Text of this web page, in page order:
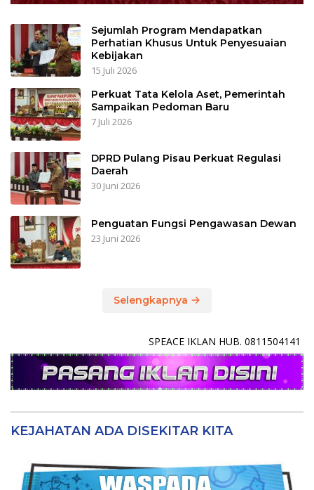
Sejumlah Program Mendapatkan
Perhatian Khusus Untuk Penyesuaian
Kebijakan
15 Juli 2026
Perkuat Tata Kelola Aset, Pemerintah
Sampaikan Pedoman Baru
7 Juli 2026
DPRD Pulang Pisau Perkuat Regulasi
Daerah
30 Juni 2026
Penguatan Fungsi Pengawasan Dewan
23 Juni 2026
Selengkapnya
SPEACE IKLAN HUB. 0811504141
KEJAHATAN ADA DISEKITAR KITA